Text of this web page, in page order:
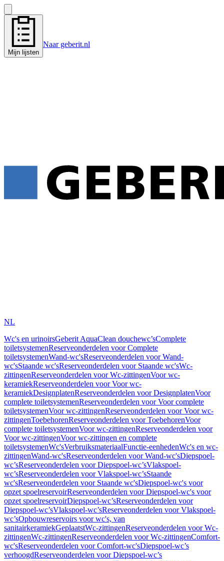
Mijn lijsten
Naar geberit.nl
NL
Wc's en urinoirsGeberit AquaClean douchewc’sComplete
toiletsystemenReserveonderdelen voor Complete
toiletsystemenWand-wc'sReserveonderdelen voor Wand-
wc'sStaande wc'sReserveonderdelen voor Staande wc'sWc-
zittingenReserveonderdelen voor Wc-zittingenVoor wc-
keramiekReserveonderdelen voor Voor wc-
keramiekDesignplatenReserveonderdelen voor DesignplatenVoor
complete toiletsystemenReserveonderdelen voor Voor complete
toiletsystemenVoor wc-zittingenReserveonderdelen voor Voor wc-
zittingenToebehorenReserveonderdelen voor ToebehorenVoor
complete toiletsystemenVoor wc-zittingenReserveonderdelen voor
Voor wc-zittingenVoor wc-zittingen en complete
toiletsystemenWc'sVerbruiksmateriaalFunctie-eenhedenWc's en wc-
zittingenWand-wc'sReserveonderdelen voor Wand-wc'sDiepspoel-
wc’sReserveonderdelen voor Diepspoel-wc’sVlakspoel-
wc’sReserveonderdelen voor Vlakspoel-wc’sStaande
wc'sReserveonderdelen voor Staande wc'sDiepspoel-wc's voor
opzet spoelreservoirReserveonderdelen voor Diepspoel-wc's voor
opzet spoelreservoirDiepspoel-wc’sReserveonderdelen voor
Diepspoel-wc’sVlakspoel-wc’sReserveonderdelen voor Vlakspoel-
wc’sOpbouwreservoirs voor wc's, van
sanitairkeramiekGeplaatstWc-zittingenReserveonderdelen voor Wc-
zittingenWc-zittingenReserveonderdelen voor Wc-zittingenComfort-
wc'sReserveonderdelen voor Comfort-wc'sDiepspoel-wc’s
verhoogdReserveonderdelen voor Diepspoel-wc’s